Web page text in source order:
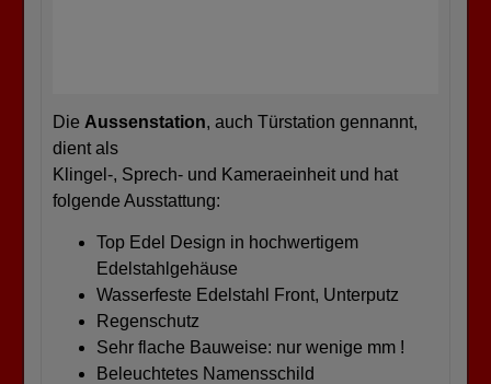
Die Aussenstation, auch Türstation gennannt,
dient als
Klingel-, Sprech- und Kameraeinheit und hat
folgende Ausstattung:
Top Edel Design in hochwertigem
Edelstahlgehäuse
Wasserfeste Edelstahl Front, Unterputz
Regenschutz
Sehr flache Bauweise: nur wenige mm !
Beleuchtetes Namensschild